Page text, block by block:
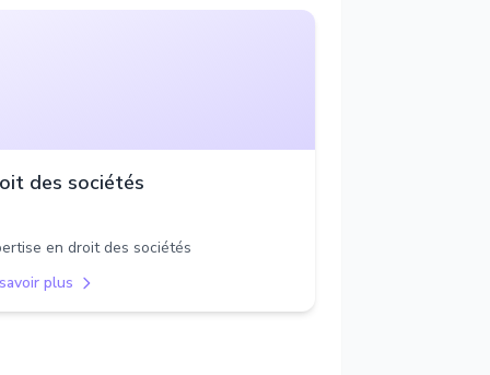
des sociétés
en droit des sociétés
plus